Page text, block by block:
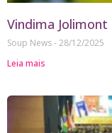
Vindima Jolimont
Soup News 28/12/2025
Leia mais